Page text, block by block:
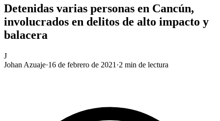
Detenidas varias personas en Cancún,
involucrados en delitos de alto impacto y
balacera
J
Johan Azuaje·16 de febrero de 2021 ·2 min de lectura